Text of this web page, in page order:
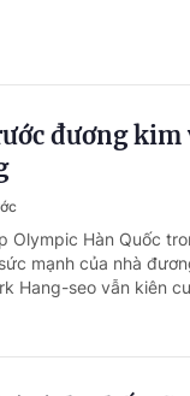
đương
Olympic Hàn Quốc
mạnh của nhà
Hang-seo vẫn kiên